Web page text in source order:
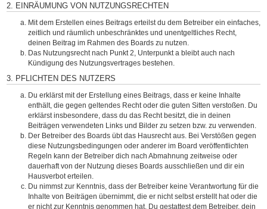
2. EINRÄUMUNG VON NUTZUNGSRECHTEN
Mit dem Erstellen eines Beitrags erteilst du dem Betreiber ein einfaches,
zeitlich und räumlich unbeschränktes und unentgeltliches Recht,
deinen Beitrag im Rahmen des Boards zu nutzen.
Das Nutzungsrecht nach Punkt 2, Unterpunkt a bleibt auch nach
Kündigung des Nutzungsvertrages bestehen.
3. PFLICHTEN DES NUTZERS
Du erklärst mit der Erstellung eines Beitrags, dass er keine Inhalte
enthält, die gegen geltendes Recht oder die guten Sitten verstoßen. Du
erklärst insbesondere, dass du das Recht besitzt, die in deinen
Beiträgen verwendeten Links und Bilder zu setzen bzw. zu verwenden.
Der Betreiber des Boards übt das Hausrecht aus. Bei Verstößen gegen
diese Nutzungsbedingungen oder anderer im Board veröffentlichten
Regeln kann der Betreiber dich nach Abmahnung zeitweise oder
dauerhaft von der Nutzung dieses Boards ausschließen und dir ein
Hausverbot erteilen.
Du nimmst zur Kenntnis, dass der Betreiber keine Verantwortung für die
Inhalte von Beiträgen übernimmt, die er nicht selbst erstellt hat oder die
er nicht zur Kenntnis genommen hat. Du gestattest dem Betreiber, dein